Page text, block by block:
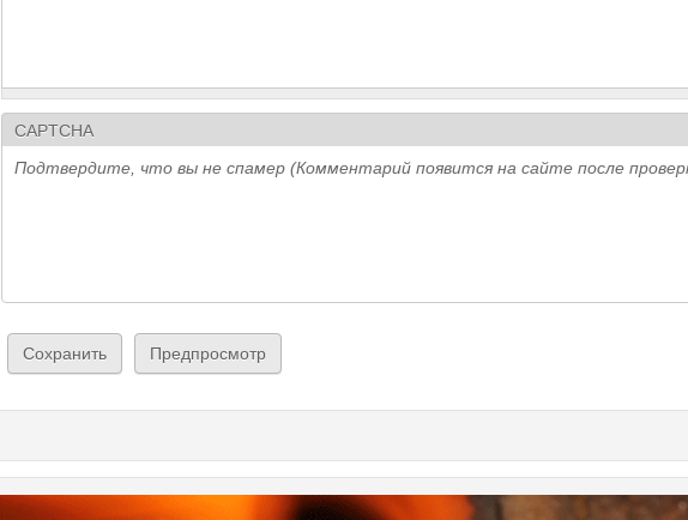
CAPTCHA
Подтвердите, что вы не спамер (Комментарий появится на сайте после